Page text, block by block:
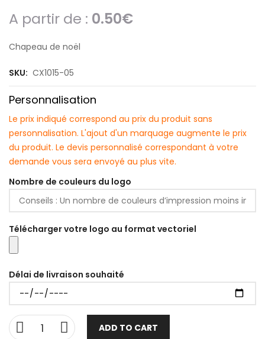
A partir de : 0.50€
Chapeau de noël
SKU: CX1015-05
Personnalisation
Le prix indiqué correspond au prix du produit sans
personnalisation. L'ajout d'un marquage augmente le prix
du produit. Le devis personnalisé correspondant à votre
demande vous sera envoyé au plus vite.
Nombre de couleurs du logo
Télécharger votre logo au format vectoriel
Délai de livraison souhaité
ADD TO CART